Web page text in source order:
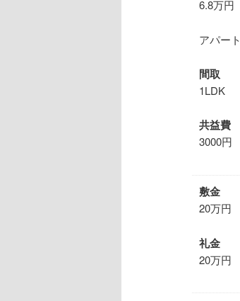
6.8万円
アパート
間取
1LDK
共益費
3000円
敷金
20万円
礼金
20万円